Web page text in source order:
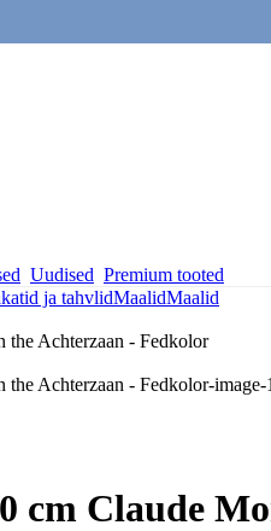
Uudised Premium tooted
ja tahvlidMaalidMaalid
cm Claude